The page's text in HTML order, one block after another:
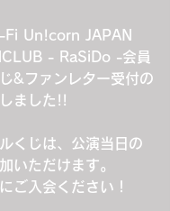
Fi Un!corn JAPAN
- RaSiDo -会員
&ファンレター受付の
ました!!
くじは、公演当日の
いただけます。
ご入会ください！